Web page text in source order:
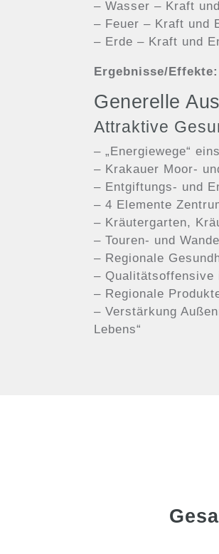
– Wasser – Kraft
– Feuer – Kraft und
– Erde – Kraft und
Ergebnisse/Effekte:
Generelle
Attraktive
– „Energiewege“
– Krakauer Moor-
– Entgiftungs- und
– 4 Elemente
– Kräutergarten,
– Touren- und
– Regionale
– Qualitätsoffensive
– Regionale
– Verstärkung
Lebens“